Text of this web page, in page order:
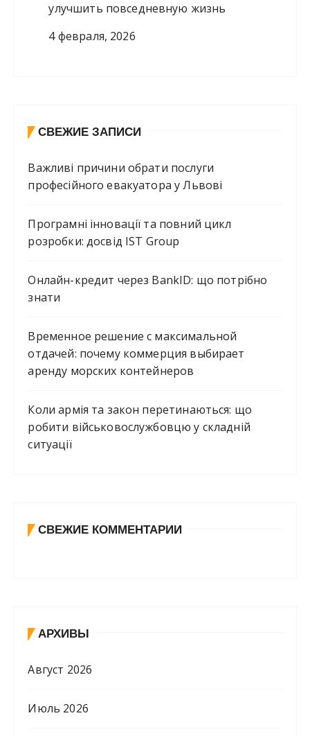
улучшить повседневную жизнь
4 февраля, 2026
СВЕЖИЕ ЗАПИСИ
Важливі причини обрати послуги
професійного евакуатора у Львові
Програмні інновації та повний цикл
розробки: досвід IST Group
Онлайн-кредит через BankID: що потрібно
знати
Временное решение с максимальной
отдачей: почему коммерция выбирает
аренду морских контейнеров
Коли армія та закон перетинаються: що
робити військовослужбовцю у складній
ситуації
СВЕЖИЕ КОММЕНТАРИИ
АРХИВЫ
Август 2026
Июль 2026